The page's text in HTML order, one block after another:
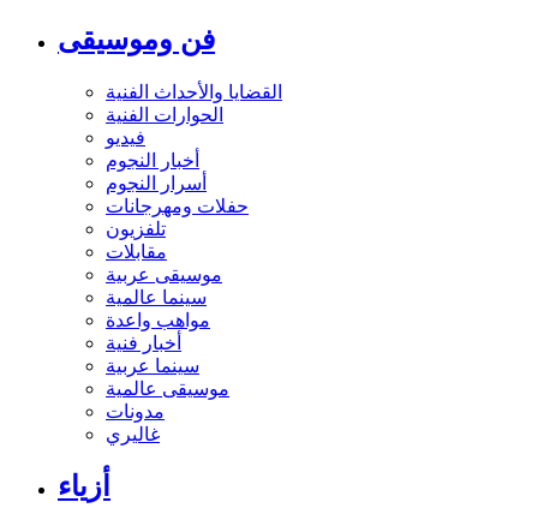
فن وموسيقى
القضايا والأحداث الفنية
الحوارات الفنية
فيديو
أخبار النجوم
أسرار النجوم
حفلات ومهرجانات
تلفزيون
مقابلات
موسيقى عربية
سينما عالمية
مواهب واعدة
أخبار فنية
سينما عربية
موسيقى عالمية
مدونات
غاليري
أزياء